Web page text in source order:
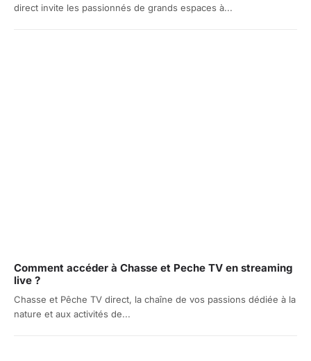
direct invite les passionnés de grands espaces à...
Comment accéder à Chasse et Peche TV en streaming
live ?
Chasse et Pêche TV direct, la chaîne de vos passions dédiée à la
nature et aux activités de...